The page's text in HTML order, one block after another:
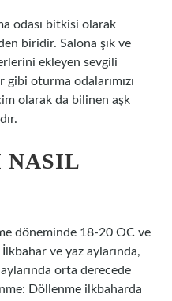
odası bitkisi olarak
biridir. Salona şık ve
ekleyen sevgili
oturma odalarımızı
olarak da bilinen aşk
NASIL
döneminde 18-20 OC ve
İlkbahar ve yaz aylarında,
orta derecede
Döllenme ilkbaharda